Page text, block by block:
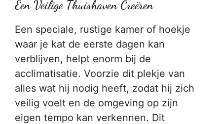
Een Veilige Thuishaven Creëren
Een speciale, rustige kamer of hoekje
waar je kat de eerste dagen kan
verblijven, helpt enorm bij de
acclimatisatie. Voorzie dit plekje van
alles wat hij nodig heeft, zodat hij zich
veilig voelt en de omgeving op zijn
eigen tempo kan verkennen. Dit